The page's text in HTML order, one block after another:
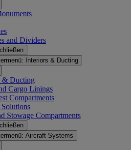
and Dividers
Interiors & Ducting
& Ducting
Cargo Linings
Compartments
Stowage Compartments
Aircraft Systems